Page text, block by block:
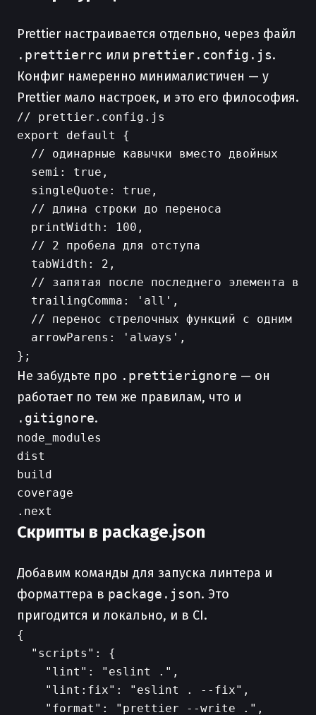
Prettier настраивается отдельно, через файл
.prettierrc или prettier.config.js.
Конфиг намеренно минималистичен — у
Prettier мало настроек, и это его философия.
// prettier.config.js
export default {
  // одинарные кавычки вместо двойных
  semi: true,
  singleQuote: true,
  // длина строки до переноса
  printWidth: 100,
  // 2 пробела для отступа
  tabWidth: 2,
// запятая после последнего элемента в
  trailingComma: 'all',
// перенос стрелочных функций с одним
  arrowParens: 'always',
Не забудьте про .prettierignore — он
работает по тем же правилам, что и
.gitignore.
node_modules
dist
build
coverage
Скрипты в package.json
Добавим команды для запуска линтера и
форматтера в package.json. Это
пригодится и локально, и в CI.
{
  "scripts": {
    "lint": "eslint .",
    "lint:fix": "eslint . --fix",
    "format": "prettier --write .",